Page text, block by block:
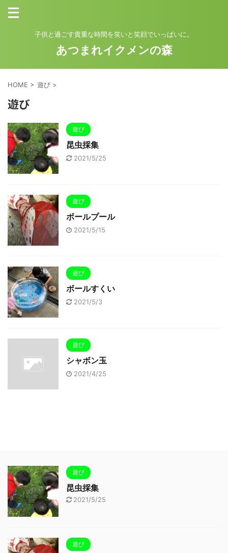
子供と過ごす貴重な時間を笑いと笑顔でいっぱいに。
あつまれイクメンの森
HOME > 遊び >
遊び
遊び
昆虫採集
2021/5/25
遊び
ボールプール
2021/5/15
遊び
ボールすくい
2021/5/3
遊び
シャボン玉
2021/4/25
遊び
昆虫採集
2021/5/25
遊び